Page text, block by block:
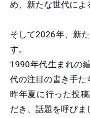
め、新たな世代によ
そして2026年、新
す。
1990年代生まれの
代の注目の書き手た
昨年夏に行った投
だき、話題を呼びま